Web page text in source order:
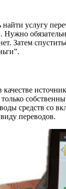
услугу
Затем
качестве
средств со
переводов.